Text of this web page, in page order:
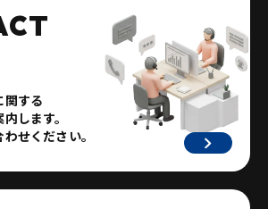
関する
します。
せください。